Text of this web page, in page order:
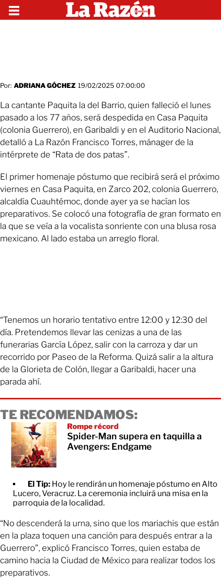
Por: ADRIANA GÓCHEZ 19/02/2025 07:00:00
La cantante Paquita la del Barrio, quien falleció el lunes
pasado a los 77 años, será despedida en Casa Paquita
(colonia Guerrero), en Garibaldi y en el Auditorio Nacional,
detalló a La Razón Francisco Torres, mánager de la
intérprete de “Rata de dos patas”.
El primer homenaje póstumo que recibirá será el próximo
viernes en Casa Paquita, en Zarco 202, colonia Guerrero,
alcaldía Cuauhtémoc, donde ayer ya se hacían los
preparativos. Se colocó una fotografía de gran formato en
la que se veía a la vocalista sonriente con una blusa rosa
mexicano. Al lado estaba un arreglo floral.
“Tenemos un horario tentativo entre 12:00 y 12:30 del
día. Pretendemos llevar las cenizas a una de las
funerarias García López, salir con la carroza y dar un
recorrido por Paseo de la Reforma. Quizá salir a la altura
de la Glorieta de Colón, llegar a Garibaldi, hacer una
parada ahí.
TE RECOMENDAMOS:
Rompe récord
Spider-Man supera en taquilla a
Avengers: Endgame
El Tip: Hoy le rendirán un homenaje póstumo en Alto
Lucero, Veracruz. La ceremonia incluirá una misa en la
parroquia de la localidad.
“No descenderá la urna, sino que los mariachis que están
en la plaza toquen una canción para después entrar a la
Guerrero”, explicó Francisco Torres, quien estaba de
camino hacia la Ciudad de México para realizar todos los
preparativos.